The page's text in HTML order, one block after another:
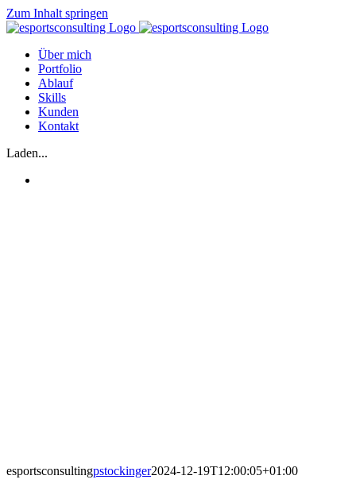
Zum Inhalt springen
Über mich
Portfolio
Ablauf
Skills
Kunden
Kontakt
Laden...
esportsconsultingpstockinger2024-12-19T12:00:05+01:00